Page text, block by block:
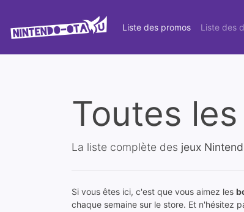
Liste des promos Liste des
Toutes les
La liste complète des jeux
Si vous êtes ici, c'est que vous aimez les
chaque semaine sur le store. Et n'hésitez